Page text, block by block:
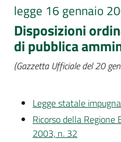
legge 16 gennaio
Disposizioni
di pubblica
(Gazzetta Ufficiale del 20
Legge statale
Ricorso della
2003, n. 32